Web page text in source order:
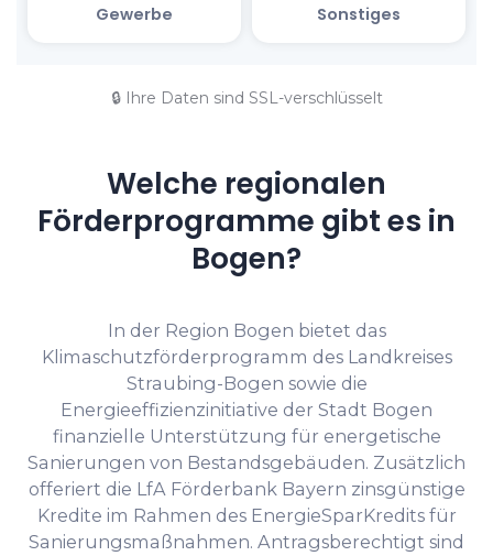
🔒 Ihre Daten sind SSL-verschlüsselt
Welche regionalen
Förderprogramme gibt es in
Bogen?
In der Region Bogen bietet das
Klimaschutzförderprogramm des Landkreises
Straubing-Bogen sowie die
Energieeffizienzinitiative der Stadt Bogen
finanzielle Unterstützung für energetische
Sanierungen von Bestandsgebäuden. Zusätzlich
offeriert die LfA Förderbank Bayern zinsgünstige
Kredite im Rahmen des EnergieSparKredits für
Sanierungsmaßnahmen. Antragsberechtigt sind